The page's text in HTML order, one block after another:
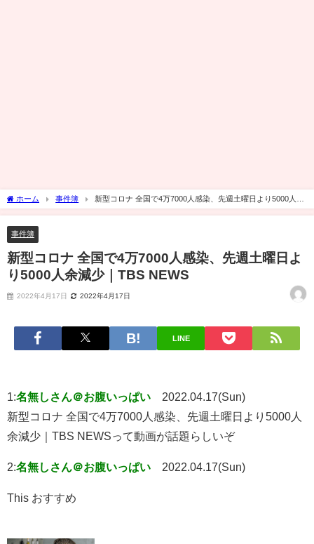
ホーム 事件簿
新型コロナ 全国で4万7000人感染、先週土曜日より5000人余
減少｜TBS NEWS
事件簿
新型コロナ 全国で4万7000人感染、先週土曜日よ
り5000人余減少｜TBS NEWS
2022年4月17日 2022年4月17日
LINE
1:名無しさん＠お腹いっぱい
2022.04.17(Sun)
新型コロナ 全国で4万7000人感染、先週土曜日より5000人
余減少｜TBS NEWSって動画が話題らしいぞ
2:名無しさん＠お腹いっぱい 2022.04.17(Sun)
This おすすめ